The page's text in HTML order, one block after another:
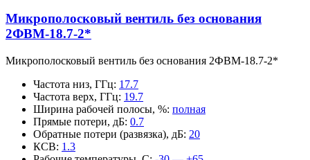
Микрополосковый вентиль без основания
2ФВМ-18.7-2*
Микрополосковый вентиль без основания 2ФВМ-18.7-2*
Частота низ, ГГц: 17.7
Частота верх, ГГц: 19.7
Ширина рабочей полосы, %: полная
Прямые потери, дБ: 0.7
Обратные потери (развязка), дБ: 20
КСВ: 1.3